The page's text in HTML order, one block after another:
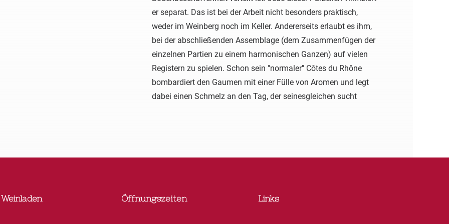
er separat. Das ist bei der Arbeit nicht besonders praktisch,
weder im Weinberg noch im Keller. Andererseits erlaubt es ihm,
bei der abschließenden Assemblage (dem Zusammenfügen der
einzelnen Partien zu einem harmonischen Ganzen) auf vielen
Registern zu spielen. Schon sein "normaler" Côtes du Rhône
bombardiert den Gaumen mit einer Fülle von Aromen und legt
dabei einen Schmelz an den Tag, der seinesgleichen sucht
Öffnungszeiten Links